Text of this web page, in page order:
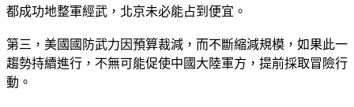
都成功地整軍經武，北京未必能占到便宜。
第三，美國國防武力因預算裁減，而不斷縮減規模，如果此一
趨勢持續進行，不無可能促使中國大陸軍方，提前採取冒險行
動。